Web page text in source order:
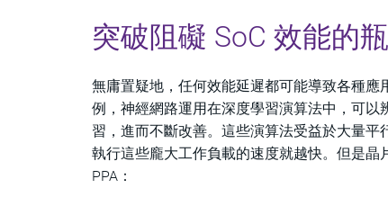
突破阻礙 SoC 效能的
無庸置疑地，任何效能延遲都可能導致各種
例，神經網路運用在深度學習演算法中，可
習，進而不斷改善。這些演算法受益於大量
執行這些龐大工作負載的速度就越快。但是晶
PPA：